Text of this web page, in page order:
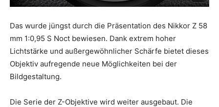
Das wurde jüngst durch die Präsentation des Nikkor Z 58
mm 1:0,95 S Noct bewiesen. Dank extrem hoher
Lichtstärke und außergewöhnlicher Schärfe bietet dieses
Objektiv aufregende neue Möglichkeiten bei der
Bildgestaltung.
Die Serie der Z-Objektive wird weiter ausgebaut. Die